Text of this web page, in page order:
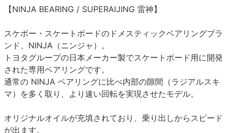
【NINJA BEARING / SUPERAIJING 雷神】
スケボー・スケートボードのドメスティックベアリングブラ
ンド、NINJA（ニンジャ）。
トヨタグループの日本メーカー製でスケートボード用に開発
された専用ベアリングです。
通常の NINJA ベアリングに比べ内部の隙間（ラジアルスキ
マ）を多く取り、より速い回転を実現させたモデル。
オリジナルオイルが充填されており、乗り出しからスピード
が出ます。